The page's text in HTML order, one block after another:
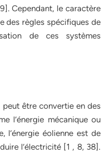
Cependant, le caractère
des règles spécifiques de
de ces systèmes
peut être convertie en des
l’énergie mécanique ou
l’énergie éolienne est de
l’électricité [1 , 8, 38].